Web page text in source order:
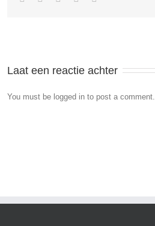
Laat een reactie achter
You must be logged in to post a comment.